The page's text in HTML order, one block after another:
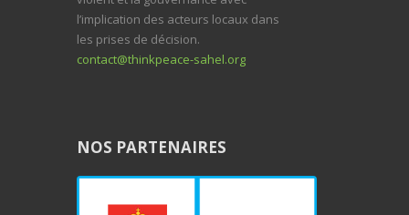
l’implication des acteurs locaux dans
les prises de décision.
contact@thinkpeace-sahel.org
NOS PARTENAIRES